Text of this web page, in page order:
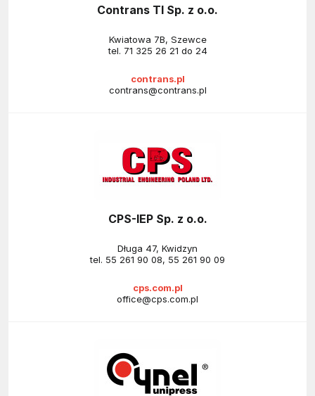
Contrans TI Sp. z o.o.
Kwiatowa 7B, Szewce
tel. 71 325 26 21 do 24
contrans.pl
contrans@contrans.pl
CPS-IEP Sp. z o.o.
Długa 47, Kwidzyn
tel. 55 261 90 08, 55 261 90 09
cps.com.pl
office@cps.com.pl